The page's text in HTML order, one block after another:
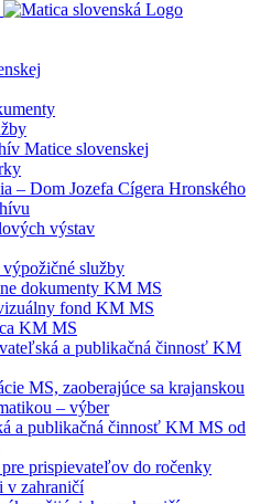
Matice slovenskej
– Dom Jozefa Cígera Hronského
výstav
služby
dokumenty KM MS
fond KM MS
KM MS
a publikačná činnosť KM
MS, zaoberajúce sa krajanskou
– výber
a publikačná činnosť KM MS od
prispievateľov do ročenky
v zahraničí